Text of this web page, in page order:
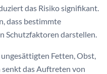
das Risiko signifikant.
dass bestimmte
Schutzfaktoren darstellen.
Fetten, Obst,
das Auftreten von